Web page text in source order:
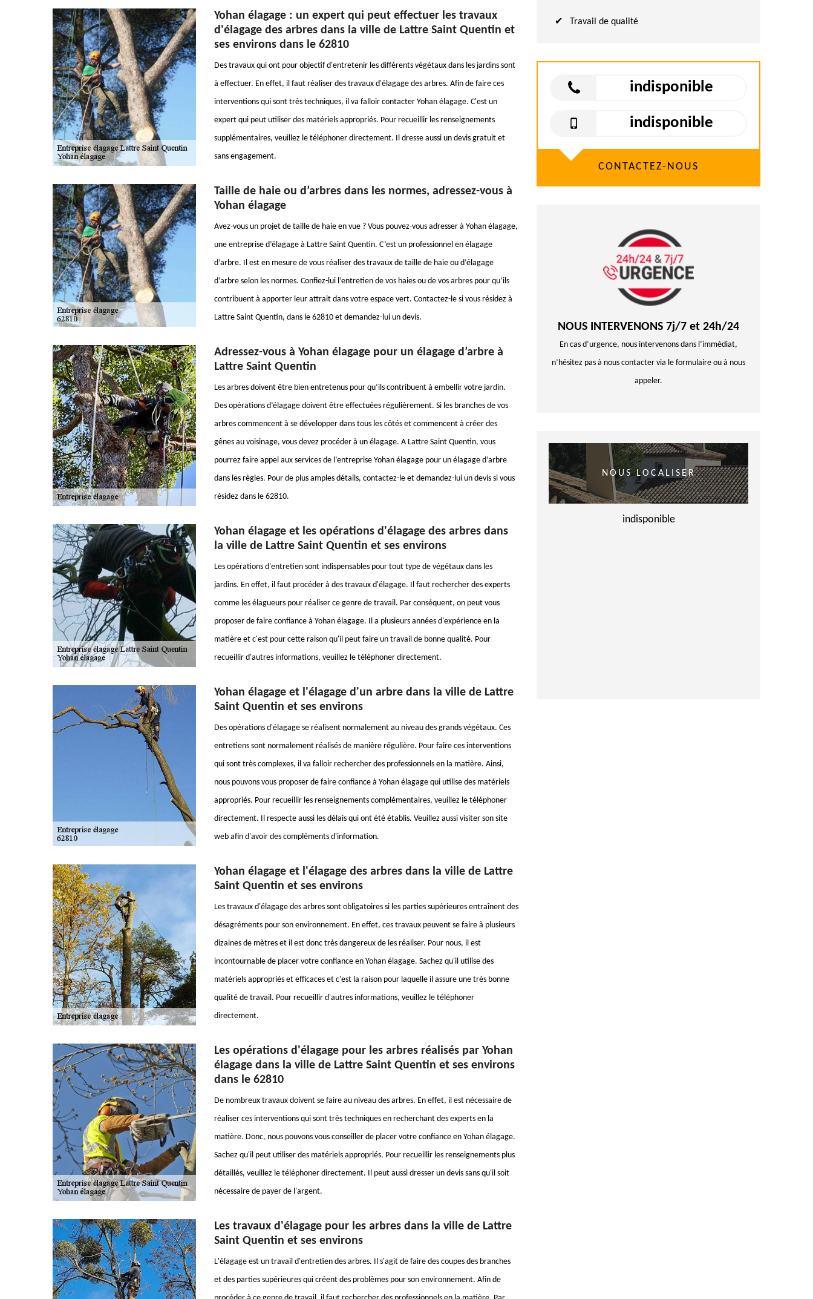
Yohan élagage : un expert qui peut effectuer les travaux
d'élagage des arbres dans la ville de Lattre Saint Quentin et
ses environs dans le 62810
Des travaux qui ont pour objectif d'entretenir les différents végétaux dans les jardins sont
à effectuer. En effet, il faut réaliser des travaux d'élagage des arbres. Afin de faire ces
interventions qui sont très techniques, il va falloir contacter Yohan élagage. C'est un
expert qui peut utiliser des matériels appropriés. Pour recueillir les renseignements
supplémentaires, veuillez le téléphoner directement. Il dresse aussi un devis gratuit et
sans engagement.
Taille de haie ou d’arbres dans les normes, adressez-vous à
Yohan élagage
Avez-vous un projet de taille de haie en vue ? Vous pouvez-vous adresser à Yohan élagage,
une entreprise d’élagage à Lattre Saint Quentin. C’est un professionnel en élagage
d’arbre. Il est en mesure de vous réaliser des travaux de taille de haie ou d’élagage
d’arbre selon les normes. Confiez-lui l’entretien de vos haies ou de vos arbres pour qu’ils
contribuent à apporter leur attrait dans votre espace vert. Contactez-le si vous résidez à
Lattre Saint Quentin, dans le 62810 et demandez-lui un devis.
Adressez-vous à Yohan élagage pour un élagage d’arbre à
Lattre Saint Quentin
Les arbres doivent être bien entretenus pour qu’ils contribuent à embellir votre jardin.
Des opérations d’élagage doivent être effectuées régulièrement. Si les branches de vos
arbres commencent à se développer dans tous les côtés et commencent à créer des
gênes au voisinage, vous devez procéder à un élagage. A Lattre Saint Quentin, vous
pourrez faire appel aux services de l’entreprise Yohan élagage pour un élagage d’arbre
dans les règles. Pour de plus amples détails, contactez-le et demandez-lui un devis si vous
résidez dans le 62810.
Yohan élagage et les opérations d'élagage des arbres dans
la ville de Lattre Saint Quentin et ses environs
Les opérations d'entretien sont indispensables pour tout type de végétaux dans les
jardins. En effet, il faut procéder à des travaux d'élagage. Il faut rechercher des experts
comme les élagueurs pour réaliser ce genre de travail. Par conséquent, on peut vous
proposer de faire confiance à Yohan élagage. Il a plusieurs années d'expérience en la
matière et c'est pour cette raison qu'il peut faire un travail de bonne qualité. Pour
recueillir d'autres informations, veuillez le téléphoner directement.
Yohan élagage et l'élagage d'un arbre dans la ville de Lattre
Saint Quentin et ses environs
Des opérations d'élagage se réalisent normalement au niveau des grands végétaux. Ces
entretiens sont normalement réalisés de manière régulière. Pour faire ces interventions
qui sont très complexes, il va falloir rechercher des professionnels en la matière. Ainsi,
nous pouvons vous proposer de faire confiance à Yohan élagage qui utilise des matériels
appropriés. Pour recueillir les renseignements complémentaires, veuillez le téléphoner
directement. Il respecte aussi les délais qui ont été établis. Veuillez aussi visiter son site
web afin d'avoir des compléments d'information.
Yohan élagage et l'élagage des arbres dans la ville de Lattre
Saint Quentin et ses environs
Les travaux d'élagage des arbres sont obligatoires si les parties supérieures entraînent des
désagréments pour son environnement. En effet, ces travaux peuvent se faire à plusieurs
dizaines de mètres et il est donc très dangereux de les réaliser. Pour nous, il est
incontournable de placer votre confiance en Yohan élagage. Sachez qu'il utilise des
matériels appropriés et efficaces et c'est la raison pour laquelle il assure une très bonne
qualité de travail. Pour recueillir d'autres informations, veuillez le téléphoner
directement.
Les opérations d'élagage pour les arbres réalisés par Yohan
élagage dans la ville de Lattre Saint Quentin et ses environs
dans le 62810
De nombreux travaux doivent se faire au niveau des arbres. En effet, il est nécessaire de
réaliser ces interventions qui sont très techniques en recherchant des experts en la
matière. Donc, nous pouvons vous conseiller de placer votre confiance en Yohan élagage.
Sachez qu'il peut utiliser des matériels appropriés. Pour recueillir les renseignements plus
détaillés, veuillez le téléphoner directement. Il peut aussi dresser un devis sans qu'il soit
nécessaire de payer de l'argent.
Les travaux d'élagage pour les arbres dans la ville de Lattre
Saint Quentin et ses environs
L'élagage est un travail d'entretien des arbres. Il s'agit de faire des coupes des branches
et des parties supérieures qui créent des problèmes pour son environnement. Afin de
Travail de qualité
indisponible
indisponible
CONTACTEZ-NOUS
NOUS INTERVENONS 7j/7 et 24h/24
En cas d’urgence, nous intervenons dans l’immédiat,
n’hésitez pas à nous contacter via le formulaire ou à nous
appeler.
NOUS LOCALISER
indisponible